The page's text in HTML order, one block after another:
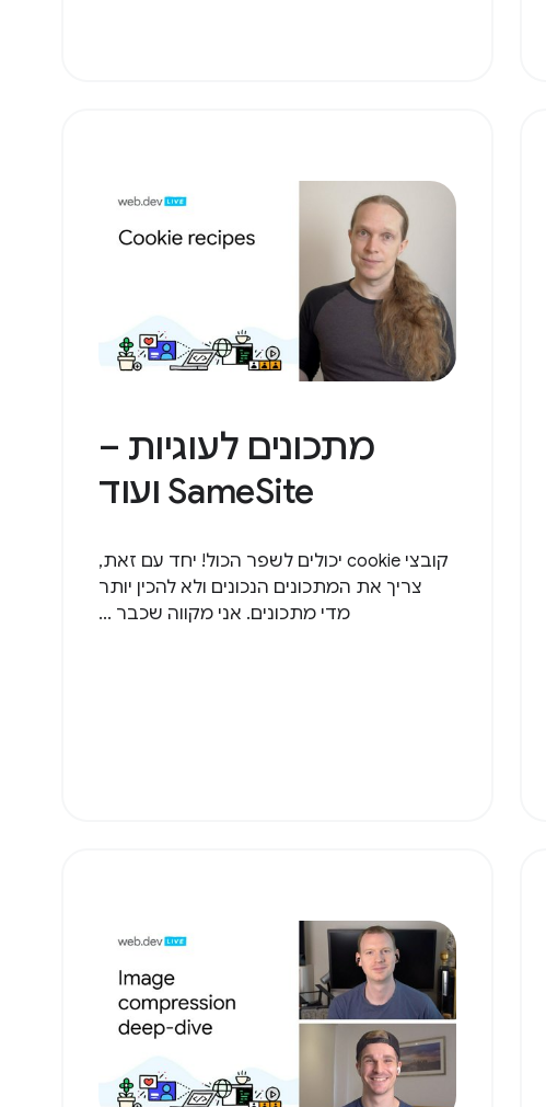
מתכונים לעוגיות –
SameSite ועוד
קובצי cookie יכולים לשפר הכול! יחד עם זאת,
צריך את המתכונים הנכונים ולא להכין יותר
מדי מתכונים. אני מקווה שכבר ...